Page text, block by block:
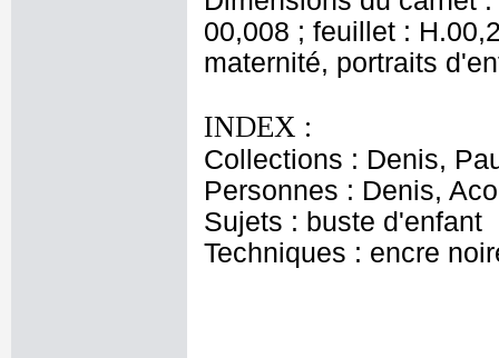
00,008 ; feuillet :
maternité, portraits
INDEX :
Collections : Denis,
Personnes : Denis, Aco
Sujets : buste d'enfant
Techniques : encre